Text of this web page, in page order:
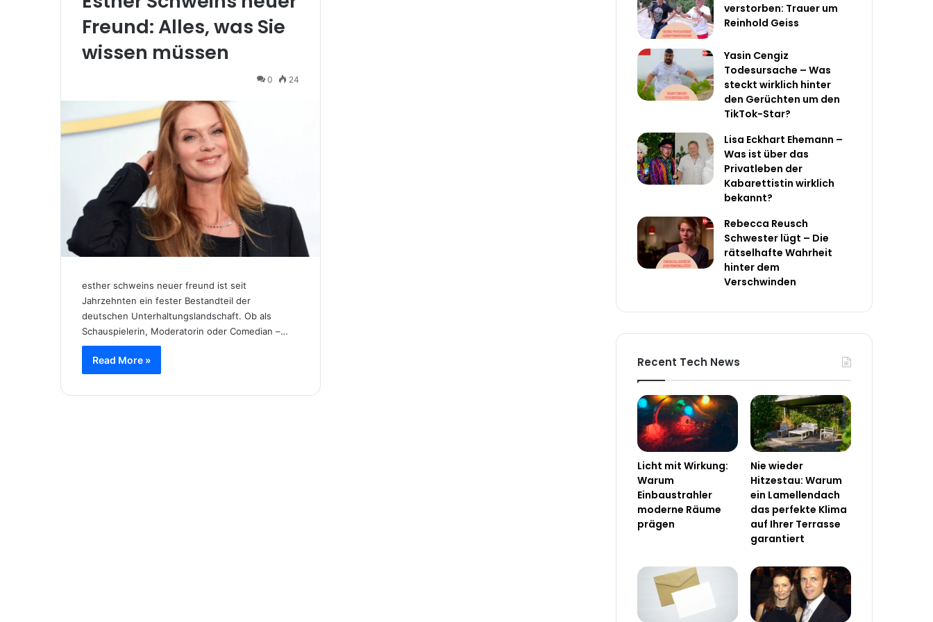
Freund: Alles, was Sie
wissen müssen
0 24
esther schweins neuer freund ist seit
Jahrzehnten ein fester Bestandteil der
deutschen Unterhaltungslandschaft. Ob als
Schauspielerin, Moderatorin oder Comedian –…
Read More »
verstorben: Trauer um
Reinhold Geiss
Yasin Cengiz
Todesursache – Was
steckt wirklich hinter
den Gerüchten um den
TikTok-Star?
Lisa Eckhart Ehemann –
Was ist über das
Privatleben der
Kabarettistin wirklich
bekannt?
Rebecca Reusch
Schwester lügt – Die
rätselhafte Wahrheit
hinter dem
Verschwinden
Recent Tech News
Licht mit Wirkung:
Warum
Einbaustrahler
moderne Räume
prägen
Nie wieder
Hitzestau: Warum
ein Lamellendach
das perfekte Klima
auf Ihrer Terrasse
garantiert